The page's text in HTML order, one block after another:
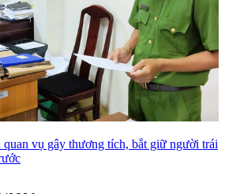
vụ gây thương tích, bắt giữ người trái